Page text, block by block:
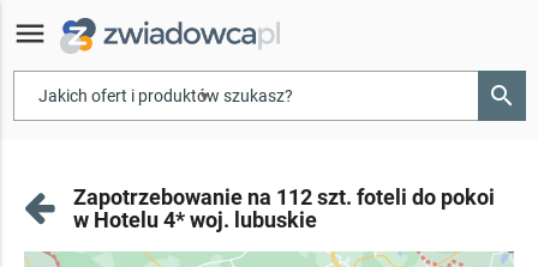
menu
▾ search
Zapotrzebowanie na 112 szt. foteli do pokoi
w Hotelu 4* woj. lubuskie